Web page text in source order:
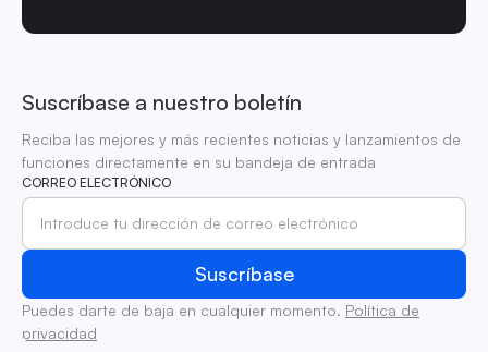
Suscríbase a nuestro boletín
Reciba las mejores y más recientes noticias y lanzamientos de
funciones directamente en su bandeja de entrada
CORREO ELECTRÓNICO
Puedes darte de baja en cualquier momento. Política de
privacidad